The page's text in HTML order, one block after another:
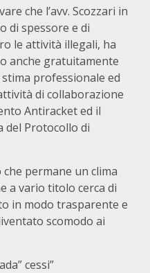
che l’avv. Scozzari in
di spessore e di
le attività illegali, ha
anche gratuitamente
professionale ed
di collaborazione
Antiracket ed il
del Protocollo di
permane un clima
a vario titolo cerca di
in modo trasparente e
scomodo ai
cessi”